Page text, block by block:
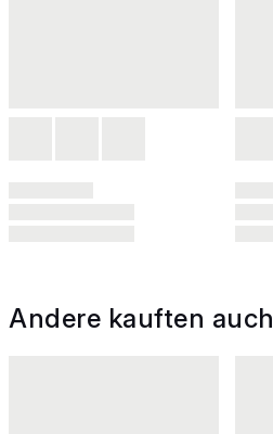
Andere kauften auch